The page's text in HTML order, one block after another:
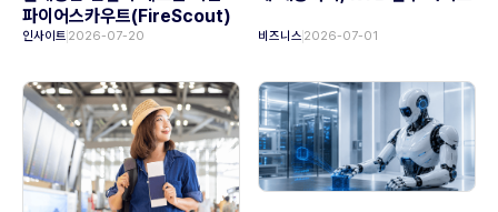
파이어스카우트(FireScout)
인사이트 2026-07-20 비즈니스 2026-07-01